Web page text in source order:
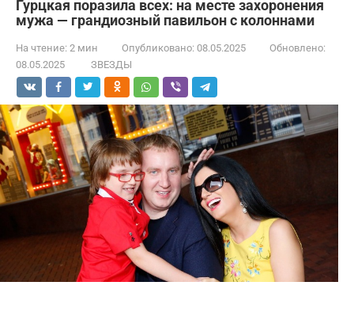
Гурцкая поразила всех: на месте захоронения
мужа — грандиозный павильон с колоннами
На чтение: 2 мин Опубликовано: 08.05.2025
Обновлено:
08.05.2025
ЗВЕЗДЫ